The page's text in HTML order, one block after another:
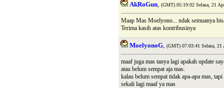
AkRoGun, (GMT) 05:19:02 Selasa, 21
Maap Mas Moelyono... ndak semuanya
Terima kasih atas kontribusinya
MoelyonoG, (GMT) 07:03:41 Selasa, 21
maaf juga mas tanya lagi apakah update
atau belum sempat aja mas.
kalau belum sempat tidak apa-apa mas,
sekali lagi maaf ya mas